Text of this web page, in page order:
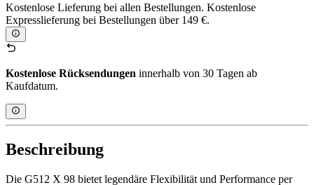
Kostenlose Lieferung bei allen Bestellungen. Kostenlose
Expresslieferung bei Bestellungen über 149 €.
Kostenlose Rücksendungen innerhalb von 30 Tagen ab
Kaufdatum.
Beschreibung
Die G512 X 98 bietet legendäre Flexibilität und Performance per